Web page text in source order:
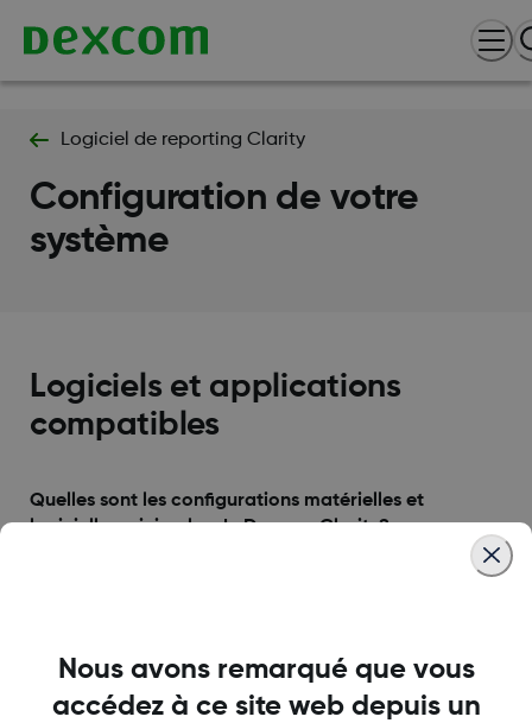
Logiciel de reporting Clarity
Configuration de votre
système
Logiciels et applications
compatibles
Quelles sont les configurations matérielles et
logicielles minimales de Dexcom Clarity?
Remarque : les utilisateurs de l’établissement de soins
Lire plus
Nous avons remarqué que vous
accédez à ce site web depuis un